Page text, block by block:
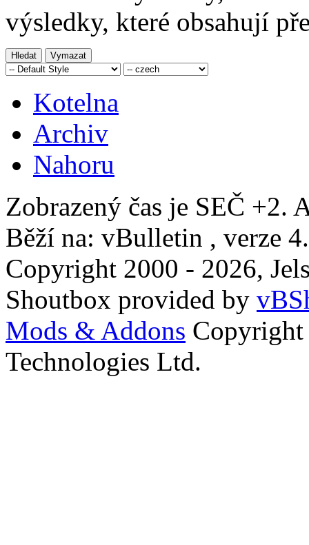
výsledky, které obsahují
Kotelna
Archiv
Nahoru
Zobrazený čas je SEČ +2.
Běží na: vBulletin , verze
Copyright 2000 - 2026,
Shoutbox provided by
Mods & Addons
Technologies Ltd.